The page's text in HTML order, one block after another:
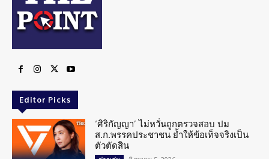
Editor Picks
‘ศิริกัญญา’ ไม่หวั่นถูกตรวจสอบ ปม
ส.ก.พรรคประชาชน ย้ำให้ข้อเท็จจริงเป็น
ตัวตัดสิน